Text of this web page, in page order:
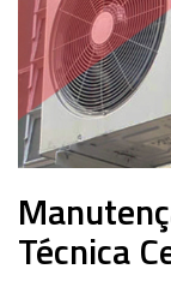
Técnica